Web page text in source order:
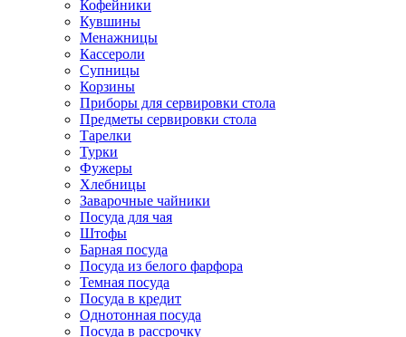
Кофейники
Кувшины
Менажницы
Кассероли
Супницы
Корзины
Приборы для сервировки стола
Предметы сервировки стола
Тарелки
Турки
Фужеры
Хлебницы
Заварочные чайники
Посуда для чая
Штофы
Барная посуда
Посуда из белого фарфора
Темная посуда
Посуда в кредит
Однотонная посуда
Посуда в рассрочку